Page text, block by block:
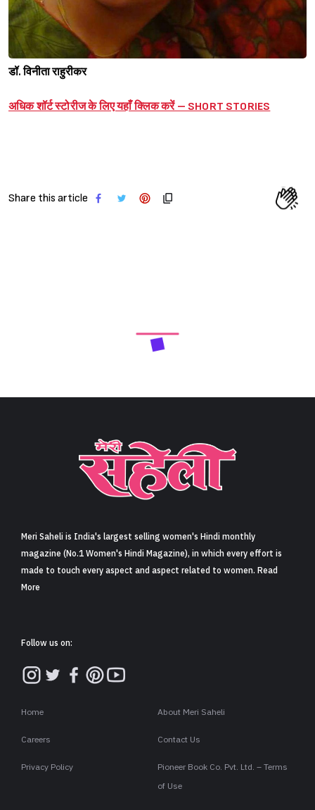
डॉ. विनीता राहुरीकर
अधिक शॉर्ट स्टोरीज के लिए यहाँ क्लिक करें – SHORT STORIES
Share this article
Meri Saheli is India's largest selling women's Hindi monthly
magazine (No.1 Women's Hindi Magazine), in which every effort is
made to touch every aspect and aspect related to women. Read
More
Follow us on:
Home About Meri Saheli
Careers Contact Us
Privacy Policy
Pioneer Book Co. Pvt. Ltd. – Terms
of Use